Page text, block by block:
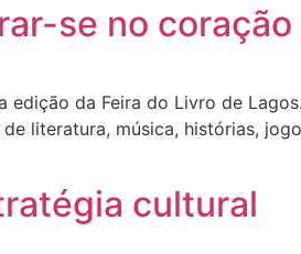
se no coração
edição da Feira do Livro de
literatura, música, histórias,
cultural